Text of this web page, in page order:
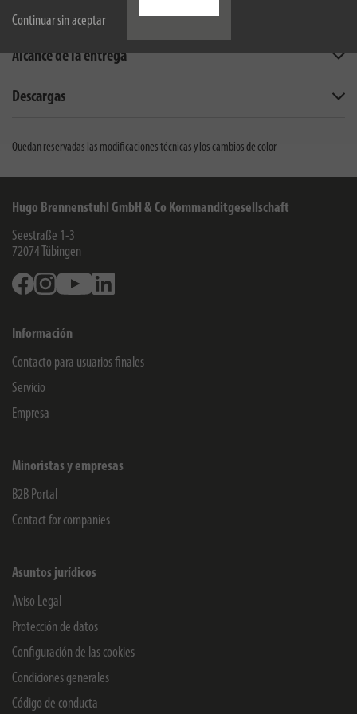
Continuar sin aceptar
Descripción
Alcance de la entrega
Descargas
Quedan reservadas las modificaciones técnicas y los cambios de color
Hugo Brennenstuhl GmbH & Co Kommanditgesellschaft
Seestraße 1-3
72074 Tübingen
FacebookInstagramYoutube
Información
Contacto para usuarios finales
Servicio
Empresa
Minoristas y empresas
B2B Portal
Contact for companies
Asuntos jurídicos
Aviso Legal
Protección de datos
Configuración de las cookies
Condiciones generales
Código de conducta